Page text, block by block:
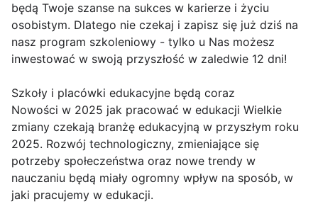
będą Twoje szanse na sukces w karierze i życiu
osobistym. Dlatego nie czekaj i zapisz się już dziś na
nasz program szkoleniowy - tylko u Nas możesz
inwestować w swoją przyszłość w zaledwie 12 dni!
Szkoły i placówki edukacyjne będą coraz
Nowości w 2025 jak pracować w edukacji Wielkie
zmiany czekają branżę edukacyjną w przyszłym roku
2025. Rozwój technologiczny, zmieniające się
potrzeby społeczeństwa oraz nowe trendy w
nauczaniu będą miały ogromny wpływ na sposób, w
jaki pracujemy w edukacji.